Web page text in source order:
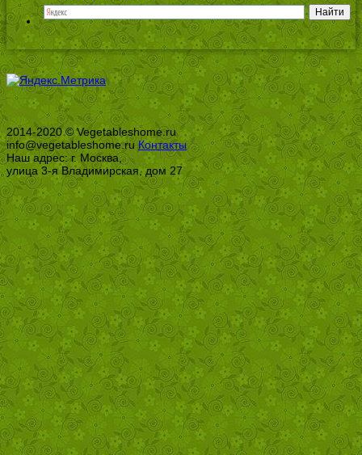
2014-2020 © Vegetableshome.ru
info@vegetableshome.ru Контакты
Наш адрес: г. Москва,
улица 3-я Владимирская, дом 27